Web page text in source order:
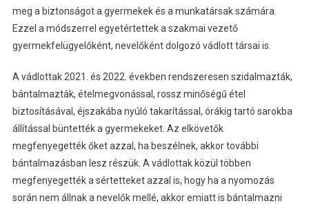
meg a biztonságot a gyermekek és a munkatársak számára.
Ezzel a módszerrel egyetértettek a szakmai vezető
gyermekfelügyelőként, nevelőként dolgozó vádlott társai is.
A vádlottak 2021. és 2022. években rendszeresen szidalmazták,
bántalmazták, ételmegvonással, rossz minőségű étel
biztosításával, éjszakába nyúló takarítással, órákig tartó sarokba
állítással büntették a gyermekeket. Az elkövetők
megfenyegették őket azzal, ha beszélnek, akkor további
bántalmazásban lesz részük. A vádlottak közül többen
megfenyegették a sértetteket azzal is, hogy ha a nyomozás
során nem állnak a nevelők mellé, akkor emiatt is bántalmazni